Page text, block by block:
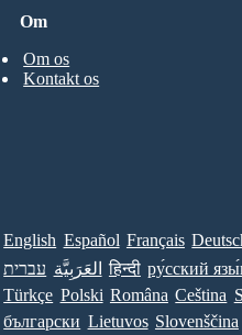
Om
Om os
Kontakt os
English Español Français
עברית العَرَبِيَّة हिन्दी ру́сский
Türkçe Polski Româna Ceština
български Lietuvos Slovenščina